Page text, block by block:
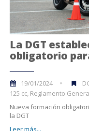
La DGT
obligatorio
19/01/2024
125 cc, Reglamento
Nueva formación
la DGT
Leer más...